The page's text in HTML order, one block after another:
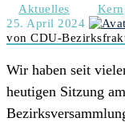
Aktuelles
25. April 2024
von CDU-
Wir haben seit
heutigen Sitzung